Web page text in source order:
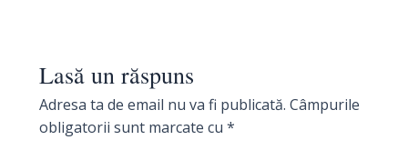
Lasă un răspuns
Adresa ta de email nu va fi publicată. Câmpurile
obligatorii sunt marcate cu *